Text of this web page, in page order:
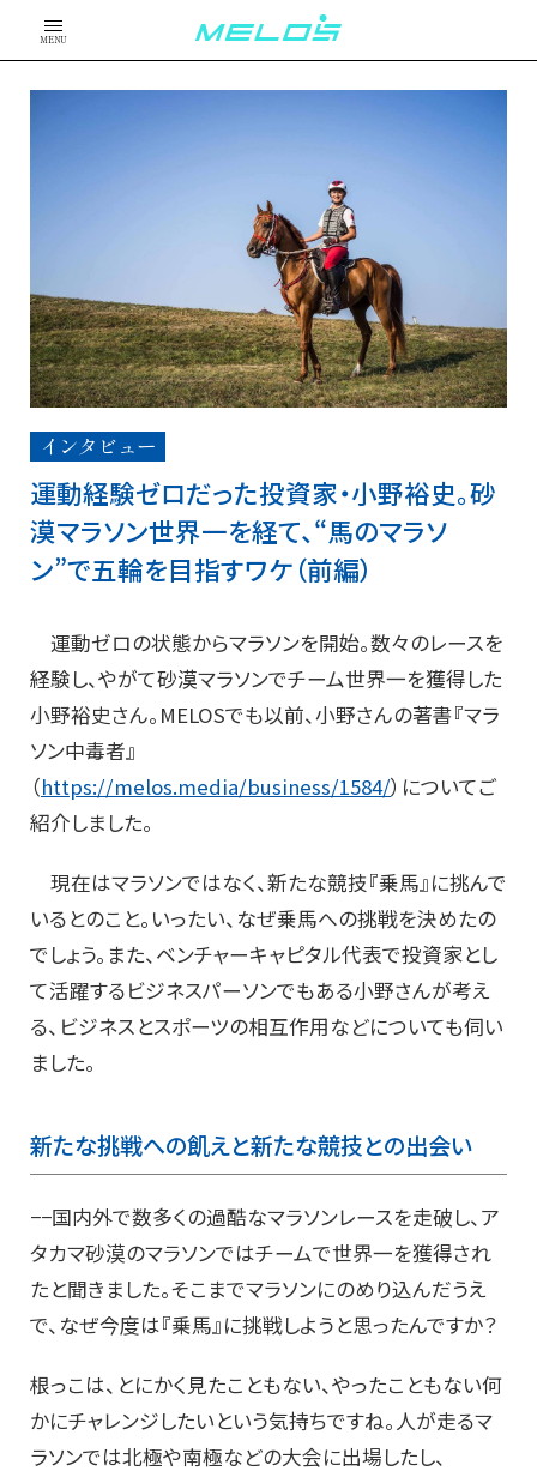
MENU
インタビュー
運動経験ゼロだった投資家・小野裕史。砂
漠マラソン世界一を経て、“馬のマラソ
ン”で五輪を目指すワケ（前編）
運動ゼロの状態からマラソンを開始。数々のレースを
経験し、やがて砂漠マラソンでチーム世界一を獲得した
小野裕史さん。MELOSでも以前、小野さんの著書『マラ
ソン中毒者』
（https://melos.media/business/1584/）についてご
紹介しました。
現在はマラソンではなく、新たな競技『乗馬』に挑んで
いるとのこと。いったい、なぜ乗馬への挑戦を決めたの
でしょう。また、ベンチャーキャピタル代表で投資家とし
て活躍するビジネスパーソンでもある小野さんが考え
る、ビジネスとスポーツの相互作用などについても伺い
ました。
新たな挑戦への飢えと新たな競技との出会い
−−国内外で数多くの過酷なマラソンレースを走破し、ア
タカマ砂漠のマラソンではチームで世界一を獲得され
たと聞きました。そこまでマラソンにのめり込んだうえ
で、なぜ今度は『乗馬』に挑戦しようと思ったんですか？
根っこは、とにかく見たこともない、やったこともない何
かにチャレンジしたいという気持ちですね。人が走るマ
ラソンでは北極や南極などの大会に出場したし、